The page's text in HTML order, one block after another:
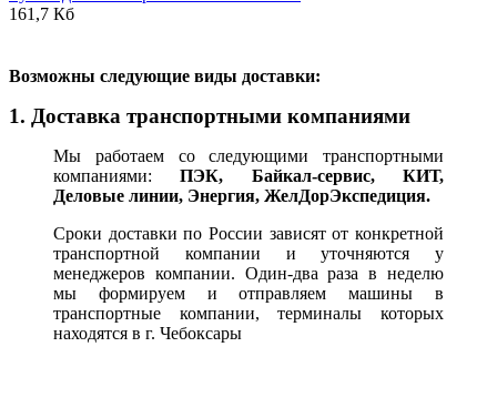
161,7 Кб
Возможны следующие виды доставки:
1. Доставка транспортными компаниями
Мы работаем со следующими транспортными
компаниями:ПЭК, Байкал-сервис, КИТ,
Деловые линии, Энергия, ЖелДорЭкспедиция.
Сроки доставки по России зависят от конкретной
транспортной компании и уточняются у
менеджеров компании. Один-два раза в неделю
мы формируем и отправляем машины в
транспортные компании, терминалы которых
находятся в г. Чебоксары